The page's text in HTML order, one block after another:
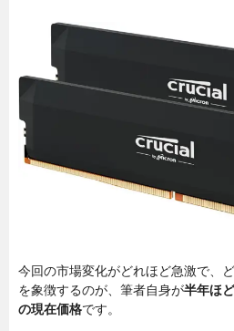
今回の市場変化がどれほど急激で
を象徴するのが、筆者自身が半年ほ
の現在価格です。